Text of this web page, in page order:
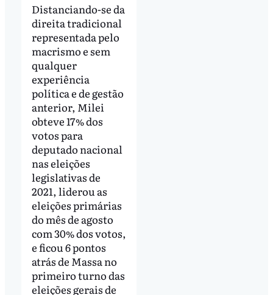
Distanciando-se da
direita tradicional
representada pelo
macrismo e sem
qualquer
experiência
política e de gestão
anterior, Milei
obteve 17% dos
votos para
deputado nacional
nas eleições
legislativas de
2021, liderou as
eleições primárias
do mês de agosto
com 30% dos votos,
e ficou 6 pontos
atrás de Massa no
primeiro turno das
eleições gerais de